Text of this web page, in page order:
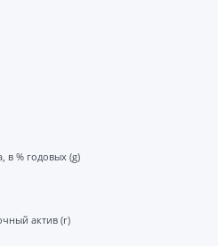
в % годовых (g)
актив (r)